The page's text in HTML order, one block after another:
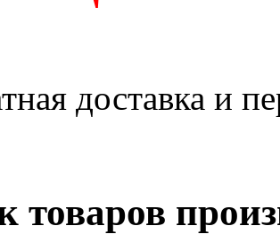
доставка и
товаров